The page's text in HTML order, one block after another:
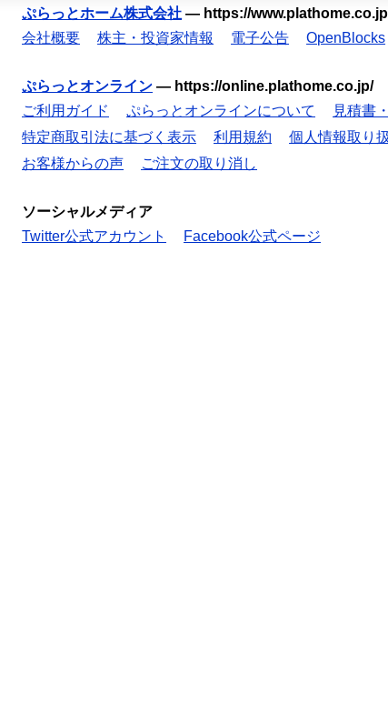
ぷらっとホーム株式会社 — https://
会社概要
株主・投資家情報 電子公告 OpenBlocks
ぷらっとオンライン — https://online.plathome.co.jp/
ご利用ガイド
ぷらっとオンラインについて 見積書
特定商取引法に基づく表示
利用規約 個人情報取り
お客様からの声
ご注文の取り消し
ソーシャルメディア
Twitter公式アカウント
Facebook公式ページ